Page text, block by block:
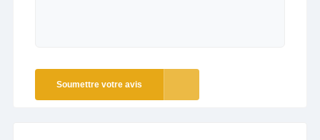
Soumettre votre avis